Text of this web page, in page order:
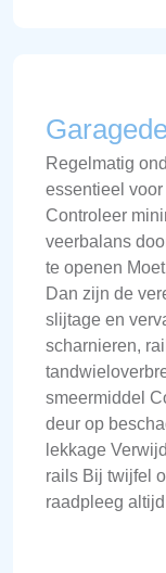
Regelmatig
essentieel
Controleer
veerbalans
te openen
Dan zijn de
slijtage en
scharnieren,
smeermiddel
deur op
lekkage
rails Bij twijfel
raadpleeg